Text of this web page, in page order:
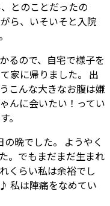
とのことだったの
ら、いそいそと入院
るので、自宅で様子を
家に帰りました。 出
こんな大きなお腹は嫌
んに会いたい！ってい
。
晩でした。 ようやく
。でもまだまだ生まれ
くらい私は余裕でし
私は陣痛をなめてい